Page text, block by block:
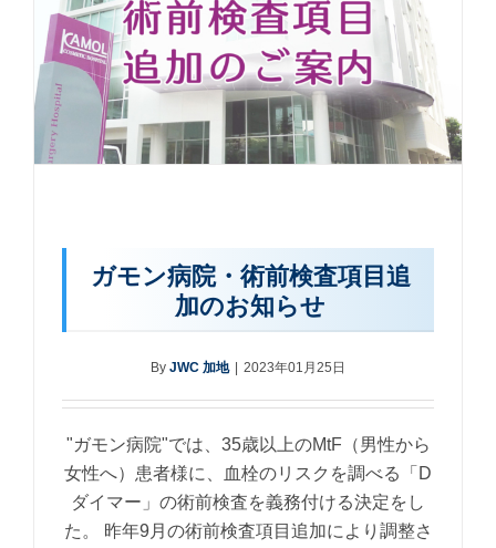
ガモン病院・術前検査項目追
加のお知らせ
By JWC 加地 | 2023年01月25日
"ガモン病院"では、35歳以上のMtF（男性から
女性へ）患者様に、血栓のリスクを調べる「D
ダイマー」の術前検査を義務付ける決定をし
た。 昨年9月の術前検査項目追加により調整さ